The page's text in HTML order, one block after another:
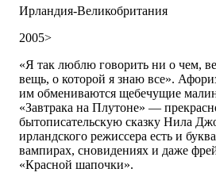
Ирландия-Великобритания
2005>
«Я так люблю говорить ни о чем,
вещь, о которой я знаю все».
им обмениваются щебечущие
«Завтрака на Плутоне» —
бытописательскую сказку Нила
ирландского режиссера есть и
вампирах, сновидениях и даже
«Красной шапочки».